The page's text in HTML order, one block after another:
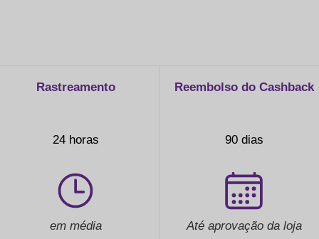
Rastreamento
24 horas
em média
Reembolso do Cashback
90 dias
Até aprovação da loja